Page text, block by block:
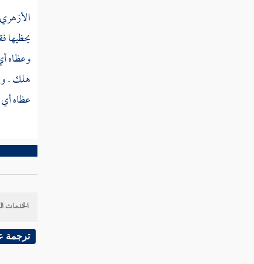
الأزهري
يحظيها
وعظاه
هلك .
عظاه
الخدمات
ترجمة